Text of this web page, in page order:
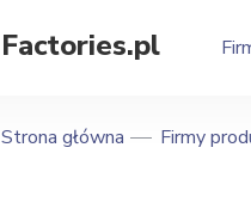
Factories.pl
Strona główna Firmy